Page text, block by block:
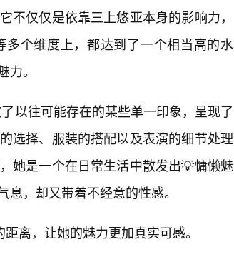
不仅仅是依靠三上悠亚本身的影响力，
个维度上，都达到了一个相当高的水
。
以往可能存在的某些单一印象，呈现了
选择、服装的搭配以及表演的细节处理
她是一个在日常生活中散发出💡慵懒魅
，却又带着不经意的性感。
离，让她的魅力更加真实可感。